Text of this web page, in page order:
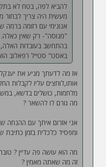
להביא לפה, בטח לא
מעשית היה צריך לבחור
אנונימי עם רזומה ברמה
"מנוסה"- רק שאין כאלה.
בהתחשב בעובדות האלה,
באסט" סטייל רפאלוב
אז מה לדעתך מניע את
אותו,לוחצים עליו לקבלות
מלחמות, כושלים בדשא,
מה גורם לו להשאר ?
אני אזרום איתך עם ההנחה
ומפסיד כלכלית בזמן כתיבת
מה הוא עושה פה עדיין ?
זה מה שאתה מאמין ?